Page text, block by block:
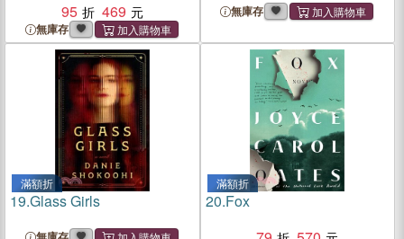
95
469
無庫存
無庫存
滿額折
19.Glass Girls
滿額折
20.Fox